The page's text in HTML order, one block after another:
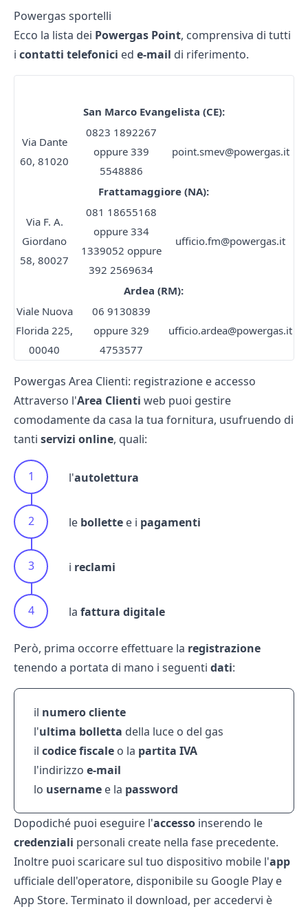
Powergas sportelli
Ecco la lista dei Powergas Point, comprensiva di tutti
i contatti telefonici ed e-mail di riferimento.
San Marco Evangelista (CE):
Via Dante
60, 81020
0823 1892267
oppure 339
5548886
point.smev@powergas.it
Frattamaggiore (NA):
Via F. A.
Giordano
58, 80027
081 18655168
oppure 334
1339052 oppure
392 2569634
ufficio.fm@powergas.it
Ardea (RM):
Viale Nuova
Florida 225,
00040
06 9130839
oppure 329
4753577
ufficio.ardea@powergas.it
Powergas Area Clienti: registrazione e accesso
Attraverso l'Area Clienti web puoi gestire
comodamente da casa la tua fornitura, usufruendo di
tanti servizi online, quali:
l'autolettura
le bollette e i pagamenti
i reclami
la fattura digitale
Però, prima occorre effettuare la registrazione
tenendo a portata di mano i seguenti dati:
il numero cliente
l'ultima bolletta della luce o del gas
il codice fiscale o la partita IVA
l'indirizzo e-mail
lo username e la password
Dopodiché puoi eseguire l'accesso inserendo le
credenziali personali create nella fase precedente.
Inoltre puoi scaricare sul tuo dispositivo mobile l'app
ufficiale dell'operatore, disponibile su Google Play e
App Store. Terminato il download, per accedervi è